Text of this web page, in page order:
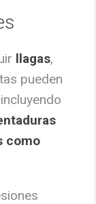
llagas,
pueden
como